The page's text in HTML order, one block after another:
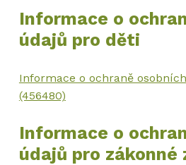
Informace o
údajů pro děti
Informace o ochraně
(456480)
Informace o
údajů pro zákonné